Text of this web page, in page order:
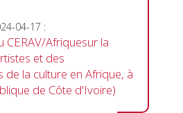
04-17 :
Afriquesur la
et des
de la culture en Afrique, à
de Côte d'Ivoire)